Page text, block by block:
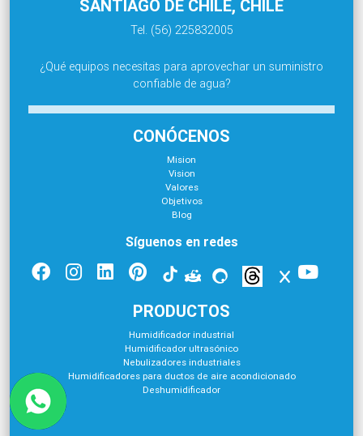
SANTIAGO DE CHILE, CHILE
Tel. (56) 225832005
¿Qué equipos necesitas para aprovechar un suministro
confiable de agua?
CONÓCENOS
Mision
Vision
Valores
Objetivos
Blog
Síguenos en redes
PRODUCTOS
Humidificador industrial
Humidificador ultrasónico
Nebulizadores industriales
Humidificadores para ductos de aire acondicionado
Deshumidificador